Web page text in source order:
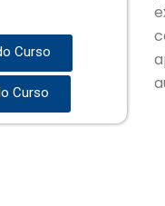
Curso
Curso